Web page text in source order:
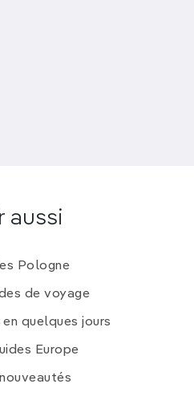
aussi
Pologne
de voyage
en quelques jours
Europe